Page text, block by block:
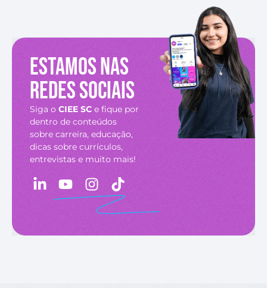
Estamos nas
redes sociais
Siga o CIEE SCe fique por
dentro de conteúdos
sobre carreira, educação,
dicas sobre currículos,
entrevistas e muito mais!